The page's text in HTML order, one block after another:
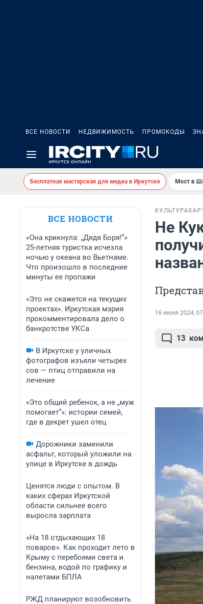
ВСЕ НОВОСТИ НЕДВИЖИМОСТЬ ПРОМОКОДЫ
Бесплатная мастерская для медиа в Иркутске Мост в
ВСЕ НОВОСТИ
«Она крикнула: „Дядя Боря!“»
25-летняя туристка исчезла
ночью у океана во Вьетнаме.
Что произошло в последние
минуты ее пропажи
«Это не скажется на текущих
проектах». Иркутская мэрия
прокомментировала дело о
банкротстве УКСа
В Иркутске у уличных
фотографов изъяли четырех
сов — птиц отправили на
лечение
«Это общий ребенок, а не „муж
помогает“»: истории семей,
где в декрет ушел отец
Дорожники заменили
асфальт, который уложили на
улице в Иркутске в дождь
Ценятся люди с опытом. В
каких сферах Иркутской
области сильнее всего
выросла зарплата
«На 18 отдыхающих 18
поваров». Как проходит лето в
Крыму с перебоями света и
бензина, водой по графику и
налетами БПЛА
РЖД планируют возобновить
КУЛЬТУРА
Не
16 июня 2024,
13